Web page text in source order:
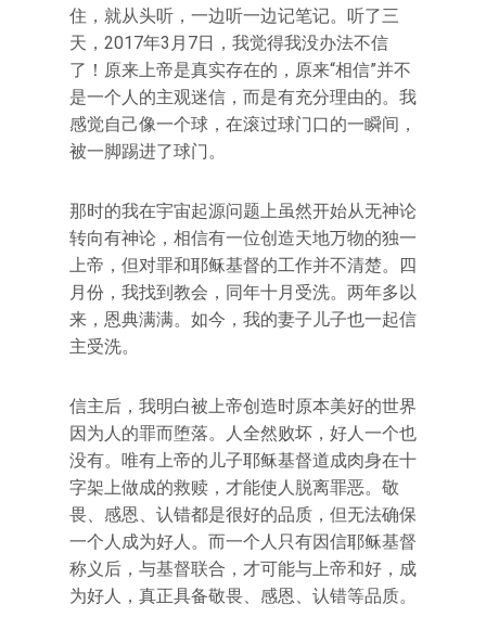
住，就从头听，一边听一边记笔记。听了三
天，2017年3月7日，我觉得我没办法不信
了！原来上帝是真实存在的，原来“相信”并不
是一个人的主观迷信，而是有充分理由的。我
感觉自己像一个球，在滚过球门口的一瞬间，
被一脚踢进了球门。
那时的我在宇宙起源问题上虽然开始从无神论
转向有神论，相信有一位创造天地万物的独一
上帝，但对罪和耶稣基督的工作并不清楚。四
月份，我找到教会，同年十月受洗。两年多以
来，恩典满满。如今，我的妻子儿子也一起信
主受洗。
信主后，我明白被上帝创造时原本美好的世界
因为人的罪而堕落。人全然败坏，好人一个也
没有。唯有上帝的儿子耶稣基督道成肉身在十
字架上做成的救赎，才能使人脱离罪恶。敬
畏、感恩、认错都是很好的品质，但无法确保
一个人成为好人。而一个人只有因信耶稣基督
称义后，与基督联合，才可能与上帝和好，成
为好人，真正具备敬畏、感恩、认错等品质。